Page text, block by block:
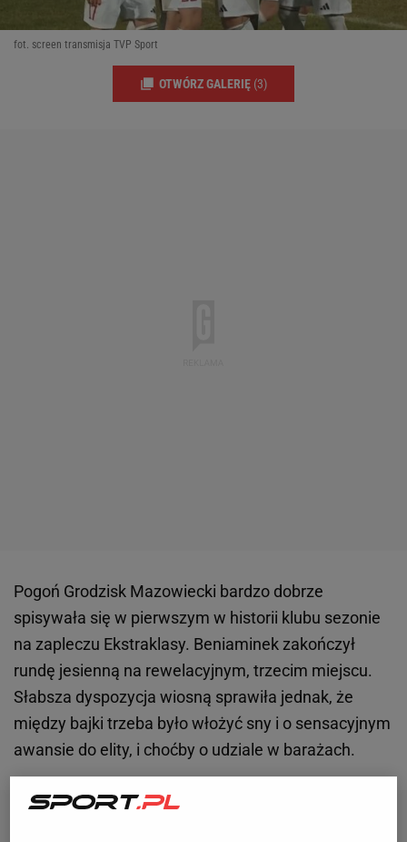
fot. screen transmisja TVP Sport
OTWÓRZ GALERIĘ (3)
Pogoń Grodzisk Mazowiecki bardzo dobrze
spisywała się w pierwszym w historii klubu sezonie
na zapleczu Ekstraklasy. Beniaminek zakończył
rundę jesienną na rewelacyjnym, trzecim miejscu.
Słabsza dyspozycja wiosną sprawiła jednak, że
między bajki trzeba było włożyć sny i o sensacyjnym
awansie do elity, i choćby o udziale w barażach.